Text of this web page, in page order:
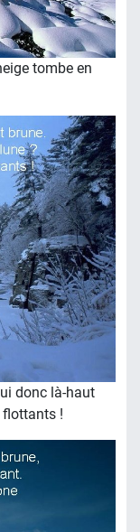
tombe en
donc là-haut
flottants !